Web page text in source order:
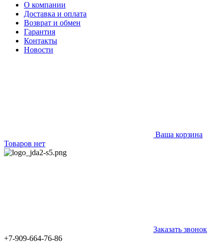
О компании
Доставка и оплата
Возврат и обмен
Гарантия
Контакты
Новости
Ваша корзина
Товаров нет
Заказать звонок
+7-909-664-76-86